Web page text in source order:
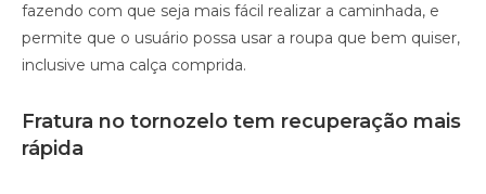
fazendo com que seja mais fácil realizar a caminhada, e
permite que o usuário possa usar a roupa que bem quiser,
inclusive uma calça comprida.
Fratura no tornozelo tem recuperação mais
rápida